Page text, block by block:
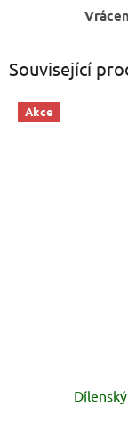
Související
Akce